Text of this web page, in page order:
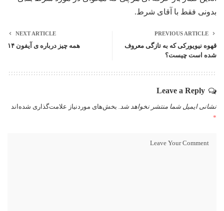
بدونی فقط با آقای شرط.
PREVIOUS ARTICLE
قهوه نیویورکی که به تازگی معروف
شده است چیست؟
NEXT ARTICLE
همه چیز درباره ی آیفون ۱۴
Leave a Reply
نشانی ایمیل شما منتشر نخواهد شد.
بخش‌های موردنیاز علامت‌گذاری شده‌اند
*